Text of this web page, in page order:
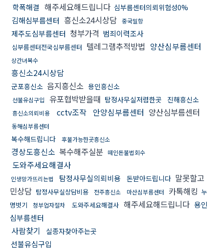
학폭해결 해주세요해드립니다 심부름센터의뢰위험성0%
김해심부름센터 흥신소24시상담 중국밀항
제주도심부름센터 청부가격 범죄이력조사
심부름센터전국심부름센터 텔레그램추적방법 양산심부름센터
상간녀복수
흥신소24시상담
군포흥신소 음지흥신소 용인흥신소
선불유심구입 유포협박받을때 탐정사무실저렴한곳 진해흥신소
흥신소의뢰비용 cctv조작 안양심부름센터 양산심부름센터
동해심부름센터
복수해드립니다 후불가능한곳흥신소
경상도흥신소 복수해주실분 떼인돈불법회수
도와주세요해결사
인생망가뜨리는법 탐정사무실의뢰비용 돈받아드립니다 말못할고
민상담 탐정사무실상담비용 전주흥신소 마산심부름센터 카톡해킹 누
명벗기
청부업자절차 도와주세요해결사 해주세요해드립니다 용인
심부름센터
사람찾기 실종자찾아주는곳
선불유심구입